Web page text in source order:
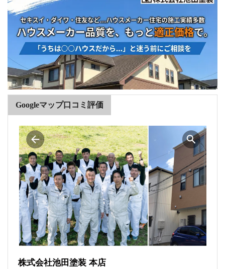
Googleマップ口コミ評価
株式会社池田塗装 本店